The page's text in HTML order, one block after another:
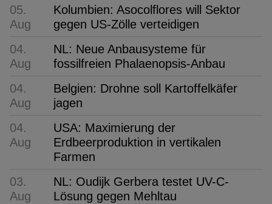
05.
Aug
Kolumbien: Asocolflores will Sektor
gegen US-Zölle verteidigen
04.
Aug
NL: Neue Anbausysteme für
fossilfreien Phalaenopsis-Anbau
04.
Aug
Belgien: Drohne soll Kartoffelkäfer
jagen
04.
Aug
USA: Maximierung der
Erdbeerproduktion in vertikalen
Farmen
03.
Aug
NL: Oudijk Gerbera testet UV-C-
Lösung gegen Mehltau